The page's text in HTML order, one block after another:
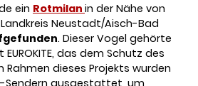
ein Rotmilan in der Nähe von
Neustadt/Aisch-Bad
. Dieser Vogel gehörte
EUROKITE, das dem Schutz des
Rahmen dieses Projekts wurden
Sendern ausgestattet, um